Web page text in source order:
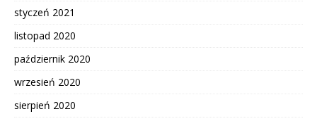
styczeń 2021
listopad 2020
październik 2020
wrzesień 2020
sierpień 2020